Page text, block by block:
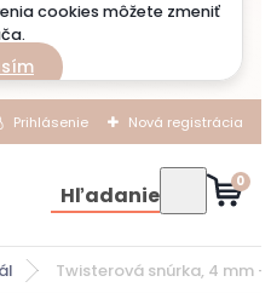
cookies môžete zmeniť
Prihlásenie Nová registrácia
Hľadanie 0
Twisterová snúrka, 4 mm -